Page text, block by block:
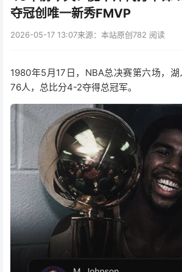
夺冠创唯一新秀FMVP
2026-05-17 13:07来源：本站原创782 阅读
1980年5月17日，NBA总决赛第六场，
76人，总比分4-2夺得总冠军。